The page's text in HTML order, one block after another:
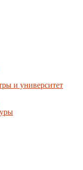
и университет